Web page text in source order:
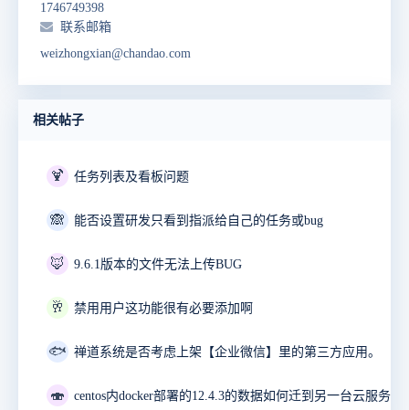
1746749398
联系邮箱
weizhongxian@chandao.com
相关帖子
🍹 任务列表及看板问题
🙈 能否设置研发只看到指派给自己的任务或bug
🦊 9.6.1版本的文件无法上传BUG
🥂 禁用用户这功能很有必要添加啊
🐟 禅道系统是否考虑上架【企业微信】里的第三方应用。
🍣